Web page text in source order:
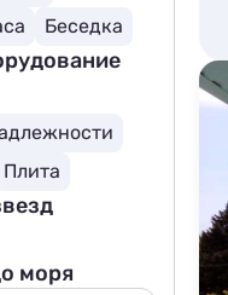
Беседка
Плита
моря